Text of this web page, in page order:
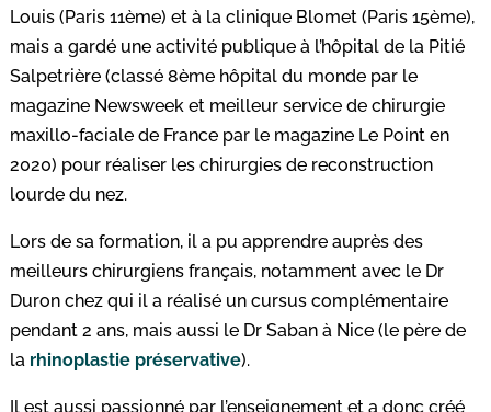
Louis (Paris 11ème) et à la clinique Blomet (Paris 15ème),
mais a gardé une activité publique à l’hôpital de la Pitié
Salpetrière (classé 8ème hôpital du monde par le
magazine Newsweek et meilleur service de chirurgie
maxillo-faciale de France par le magazine Le Point en
2020) pour réaliser les chirurgies de reconstruction
lourde du nez.
Lors de sa formation, il a pu apprendre auprès des
meilleurs chirurgiens français, notamment avec le Dr
Duron chez qui il a réalisé un cursus complémentaire
pendant 2 ans, mais aussi le Dr Saban à Nice (le père de
la rhinoplastie préservative).
Il est aussi passionné par l’enseignement et a donc créé